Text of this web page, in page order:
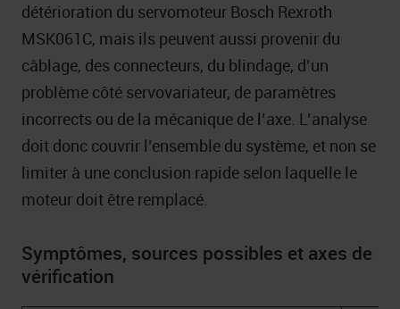
détérioration du servomoteur Bosch Rexroth
MSK061C, mais ils peuvent aussi provenir du
câblage, des connecteurs, du blindage, d’un
problème côté servovariateur, de paramètres
incorrects ou de la mécanique de l’axe. L’analyse
doit donc couvrir l’ensemble du système, et non se
limiter à une conclusion rapide selon laquelle le
moteur doit être remplacé.
Symptômes, sources possibles et axes de
vérification